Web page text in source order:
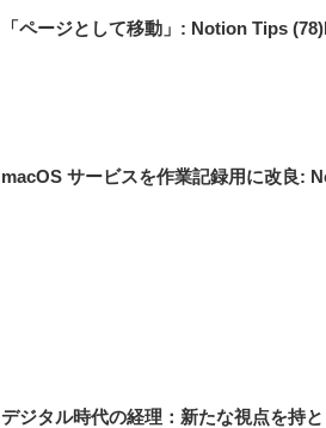
「ページとして移動」: Notion Tips
macOS サービスを作業記録用に改良:
デジタル時代の経理：新たな視点を持